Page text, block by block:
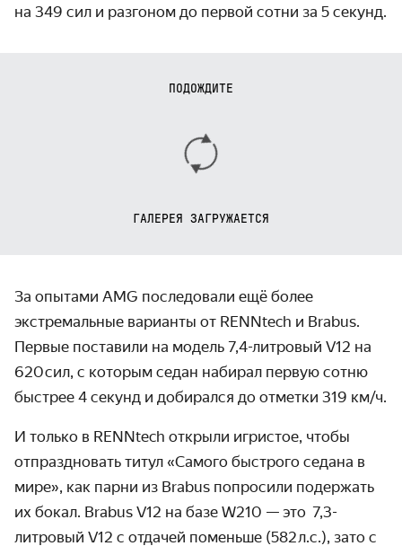
на 349 сил и разгоном до первой сотни за 5 секунд.
ПОДОЖДИТЕ
ГАЛЕРЕЯ ЗАГРУЖАЕТСЯ
За опытами AMG последовали ещё более
экстремальные варианты от RENNtech и Brabus.
Первые поставили на модель 7,4-литровый V12 на
620 сил, с которым седан набирал первую сотню
быстрее 4 секунд и добирался до отметки 319 км/ч.
И только в RENNtech открыли игристое, чтобы
отпраздновать титул «Самого быстрого седана в
мире», как парни из Brabus попросили подержать
их бокал. Brabus V12 на базе W210 — это 7,3-
литровый V12 с отдачей поменьше (582 л.с.), зато с